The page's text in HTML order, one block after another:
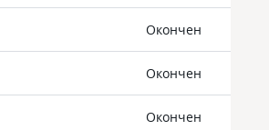
Oкончен
Oкончен
Oкончен